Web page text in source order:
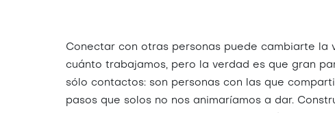
Conectar con otras personas puede cambiarte la
cuánto trabajamos, pero la verdad es que gran
sólo contactos: son personas con las que
pasos que solos no nos animaríamos a dar.